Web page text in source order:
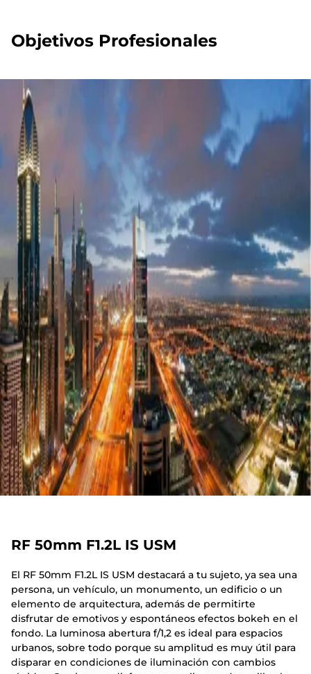
Objetivos Profesionales
RF 50mm F1.2L IS USM
El RF 50mm F1.2L IS USM destacará a tu sujeto, ya sea una
persona, un vehículo, un monumento, un edificio o un
elemento de arquitectura, además de permitirte
disfrutar de emotivos y espontáneos efectos bokeh en el
fondo. La luminosa abertura f/1,2 es ideal para espacios
urbanos, sobre todo porque su amplitud es muy útil para
disparar en condiciones de iluminación con cambios